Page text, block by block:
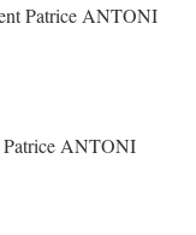
Patrice ANTONI
Patrice ANTONI